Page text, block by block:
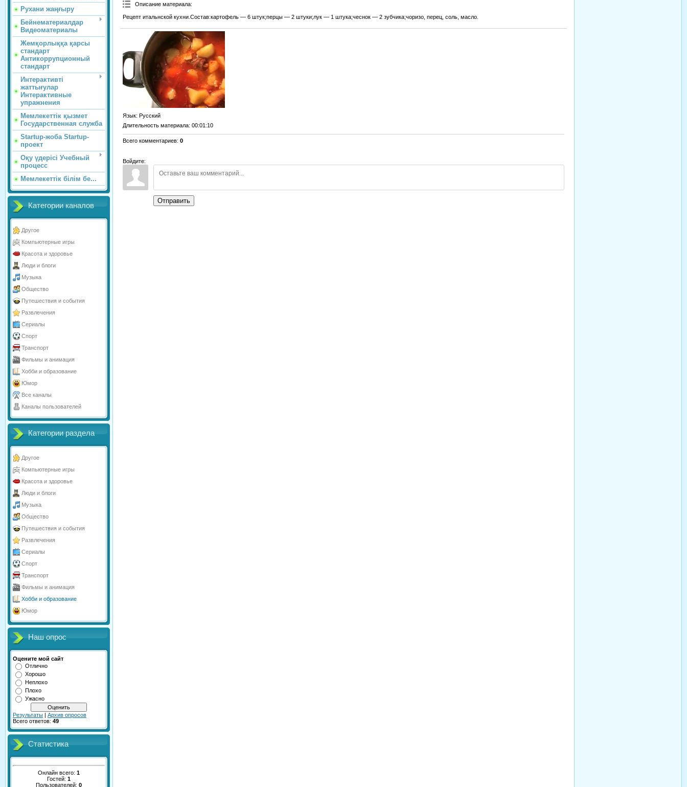
Рухани жаңғыру
Бейнематериалдар
Видеоматериалы
Жемқорлыққа қарсы
стандарт
Антикоррупционный
стандарт
Интерактивті
жаттығулар
Интерактивные
упражнения
Мемлекеттік қызмет
Государственная служба
Startup-жоба Startup-
проект
Оқу үдерісі Учебный
процесс
Мемлекеттік білім бе...
Категории каналов
Другое
Компьютерные игры
Красота и здоровье
Люди и блоги
Музыка
Общество
Путешествия и события
Развлечения
Сериалы
Спорт
Транспорт
Фильмы и анимация
Хобби и образование
Юмор
Все каналы
Каналы пользователей
Категории раздела
Другое
Компьютерные игры
Красота и здоровье
Люди и блоги
Музыка
Общество
Путешествия и события
Развлечения
Сериалы
Спорт
Транспорт
Фильмы и анимация
Хобби и образование
Юмор
Наш опрос
Оцените мой сайт
Отлично
Хорошо
Неплохо
Плохо
Ужасно
Результаты | Архив опросов
Всего ответов: 49
Статистика
Онлайн всего: 1
Гостей: 1
Пользователей: 0
Описание материала:
Рецепт итальнской кухни.Состав:картофель — 6 штук;перцы — 2 штуки;лук — 1 штука;чеснок — 2 зубчика;чоризо, перец, соль, масло.
Язык: Русский
Длительность материала: 00:01:10
Всего комментариев: 0
Войдите:
Отправить